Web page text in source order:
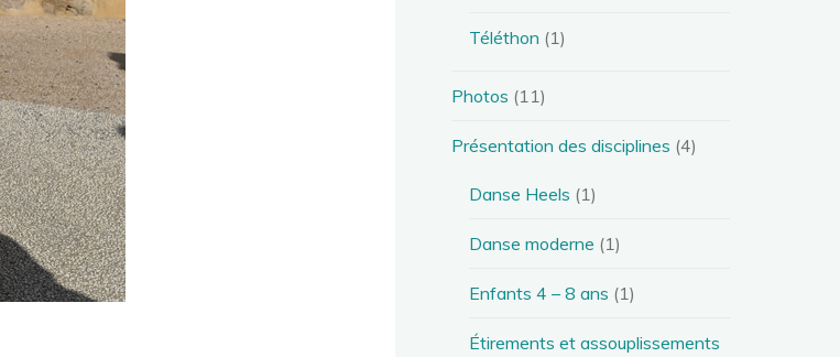
Téléthon (1)
Photos (11)
Présentation des disciplines (4)
Danse Heels (1)
Danse moderne (1)
Enfants 4 – 8 ans (1)
Étirements et assouplissements